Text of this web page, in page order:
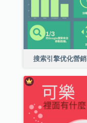
搜索引擎优化營銷